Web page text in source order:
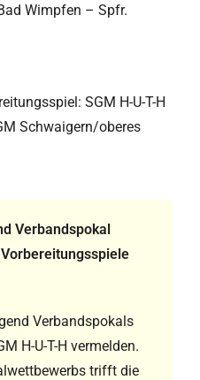
Wimpfen – Spfr.
SGM H-U-T-H
Schwaigern/oberes
Verbandspokal
Verbandspokals
H-U-T-H vermelden.
trifft die